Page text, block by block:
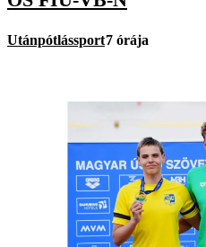
Utánpótlássport7 órája